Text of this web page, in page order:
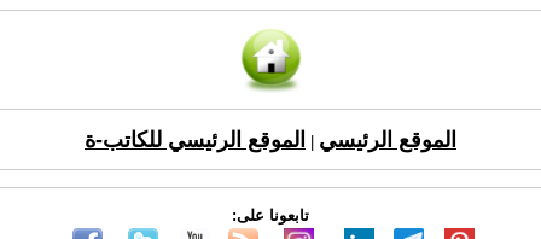
الموقع الرئيسي الموقع الرئيسي للكاتب-ة
تابعونا على: